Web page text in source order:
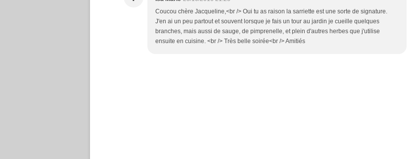
Coucou chère Jacqueline,<br /> Oui tu as raison la sarriette est une sorte de signature.
J'en ai un peu partout et souvent lorsque je fais un tour au jardin je cueille quelques
branches, mais aussi de sauge, de pimprenelle, et plein d'autres herbes que j'utilise
ensuite en cuisine. <br /> Très belle soirée<br /> Amitiés